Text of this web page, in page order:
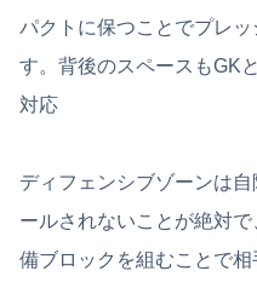
パクトに保つことでプレ
す。背後のスペースもGK
対応
ディフェンシブゾーンは
ールされないことが絶対
備ブロックを組むことで